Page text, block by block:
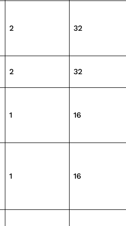
2 32
2 32
1 16
1 16